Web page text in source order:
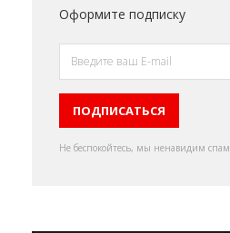
Оформите подписку
Не беспокойтесь, мы ненавидим спам